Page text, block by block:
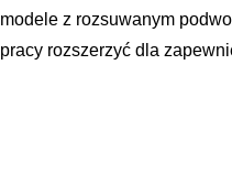
modele z rozsuwanym
pracy rozszerzyć dla